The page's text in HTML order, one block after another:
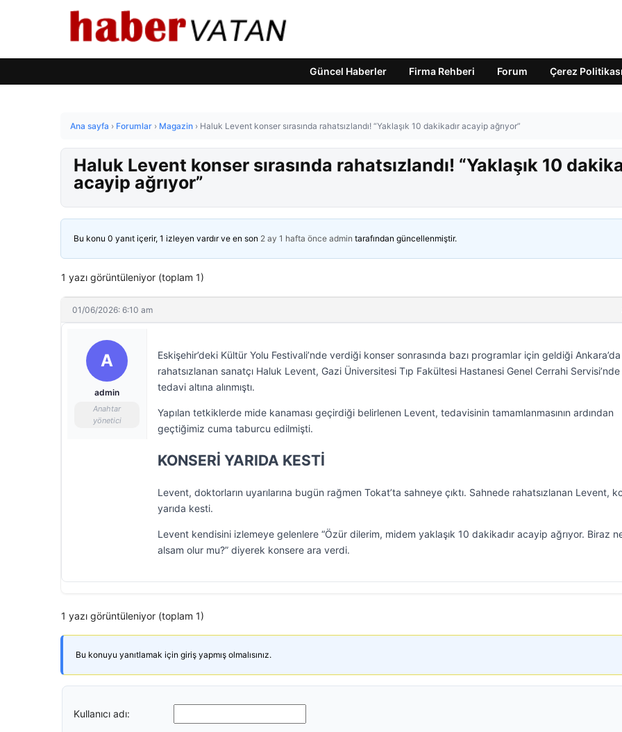
Güncel Haberler Firma Rehberi Forum Çerez Politikası
Ana sayfa › Forumlar › Magazin › Haluk Levent konser sırasında rahatsızlandı! “Yaklaşık 10 dakikadır acayip ağrıyor”
Haluk Levent konser sırasında rahatsızlandı! “Yaklaşık 10
acayip ağrıyor”
Bu konu 0 yanıt içerir, 1 izleyen vardır ve en son 2 ay 1 hafta önce admin tarafından güncellenmiştir.
1 yazı görüntüleniyor (toplam 1)
01/06/2026: 6:10 am
A
admin
Anahtar
yönetici
Eskişehir’deki Kültür Yolu Festivali’nde verdiği konser sonrasında bazı programlar için geldiği Ankara’da
rahatsızlanan sanatçı Haluk Levent, Gazi Üniversitesi Tıp Fakültesi Hastanesi Genel Cerrahi Servisi’nde
tedavi altına alınmıştı.
Yapılan tetkiklerde mide kanaması geçirdiği belirlenen Levent, tedavisinin tamamlanmasının ardından
geçtiğimiz cuma taburcu edilmişti.
KONSERİ YARIDA KESTİ
Levent, doktorların uyarılarına bugün rağmen Tokat’ta sahneye çıktı. Sahnede rahatsızlanan Levent,
yarıda kesti.
Levent kendisini izlemeye gelenlere “Özür dilerim, midem yaklaşık 10 dakikadır acayip ağrıyor. Biraz
alsam olur mu?” diyerek konsere ara verdi.
1 yazı görüntüleniyor (toplam 1)
Bu konuyu yanıtlamak için giriş yapmış olmalısınız.
Kullanıcı adı: